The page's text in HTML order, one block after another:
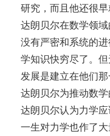
研究，而且他还很早
达朗贝尔在数学领
没有严密和系统的
学知识快穷尽了。
发展是建立在他们
达朗贝尔为推动数学
达朗贝尔认为力学
一生对力学也作了